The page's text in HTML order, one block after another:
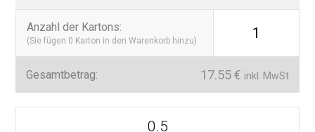
Fügen Sie die Aston Glänzend 7,5×30 cm Fliesen Ihrem
Warenkorb hinzu und erhalten Sie sie bequem nach Hause, mit
📞 Kontaktieren Sie uns für eine persönliche Beratung und
entdecken Sie unsere große Auswahl an Oberflächen.
Anzahl der Kartons:
(Sie fügen 0 Karton in den Warenkorb hinzu) 1
Gesamtbetrag: 17.55 € inkl. MwSt